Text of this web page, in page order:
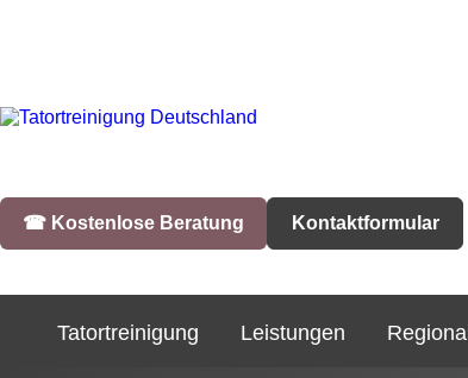
☎︎ Kostenlose Beratung Kontaktformular
Tatortreinigung Leistungen Regional